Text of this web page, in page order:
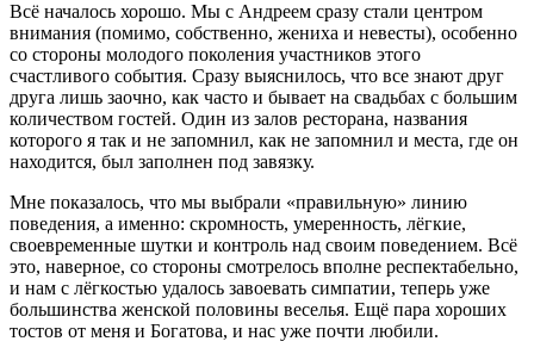
Всё началось хорошо. Мы с Андреем сразу стали центром
внимания (помимо, собственно, жениха и невесты), особенно
со стороны молодого поколения участников этого
счастливого события. Сразу выяснилось, что все знают друг
друга лишь заочно, как часто и бывает на свадьбах с большим
количеством гостей. Один из залов ресторана, названия
которого я так и не запомнил, как не запомнил и места, где он
находится, был заполнен под завязку.
Мне показалось, что мы выбрали «правильную» линию
поведения, а именно: скромность, умеренность, лёгкие,
своевременные шутки и контроль над своим поведением. Всё
это, наверное, со стороны смотрелось вполне респектабельно,
и нам с лёгкостью удалось завоевать симпатии, теперь уже
большинства женской половины веселья. Ещё пара хороших
тостов от меня и Богатова, и нас уже почти любили.